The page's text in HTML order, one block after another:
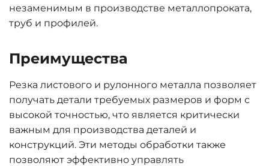
незаменимым в производстве металлопроката,
труб и профилей.
Преимущества
Резка листового и рулонного металла позволяет
получать детали требуемых размеров и форм с
высокой точностью, что является критически
важным для производства деталей и
конструкций. Эти методы обработки также
позволяют эффективно управлять